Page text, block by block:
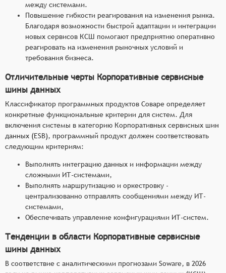
между системами.
Повышение гибкости реагирования на изменения рынка.
Благодаря возможности быстрой адаптации и интеграции
новых сервисов КСШ помогают предприятию оперативно
реагировать на изменения рыночных условий и
требования бизнеса.
Отличительные черты Корпоративные сервисные
шины данных
Классификатор программных продуктов Соваре определяет
конкретные функциональные критерии для систем. Для
включения системы в категорию Корпоративных сервисных шин
данных (ESB), программный продукт должен соответствовать
следующим критериям:
Выполнять интеграцию данных и информации между
сложными ИТ-системами,
Выполнять маршрутизацию и оркестровку -
централизованно отправлять сообщениями между ИТ-
системами,
Обеспечивать управление конфигурациями ИТ-систем.
Тенденции в области Корпоративные сервисные
шины данных
В соответствие с аналитическими прогнозами Soware, в 2026